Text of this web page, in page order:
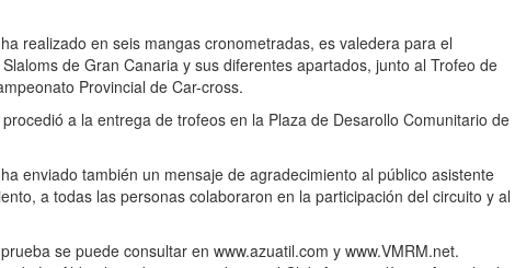
realizado en seis mangas cronometradas, es valedera para el
de Gran Canaria y sus diferentes apartados, junto al Trofeo de
Provincial de Car-cross.
a la entrega de trofeos en la Plaza de Desarollo Comunitario de
enviado también un mensaje de agradecimiento al público asistente
a todas las personas colaboraron en la participación del circuito y al
se puede consultar en www.azuatil.com y www.VMRM.net.